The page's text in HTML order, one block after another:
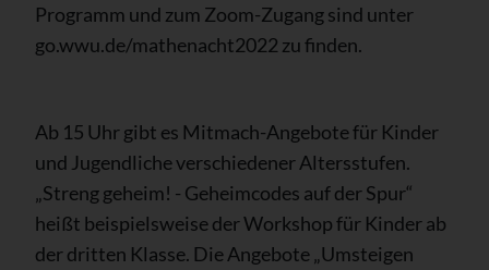
Programm und zum Zoom-Zugang sind unter
go.wwu.de/mathenacht2022 zu finden.
Ab 15 Uhr gibt es Mitmach-Angebote für Kinder
und Jugendliche verschiedener Altersstufen.
„Streng geheim! - Geheimcodes auf der Spur“
heißt beispielsweise der Workshop für Kinder ab
der dritten Klasse. Die Angebote „Umsteigen